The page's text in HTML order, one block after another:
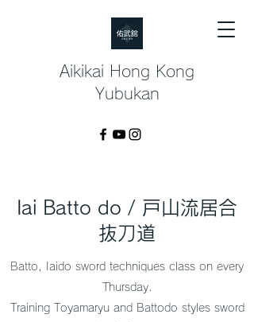
​Aikikai Hong Kong
Yubukan
Iai Batto do / 戸山流居合
抜刀道
Batto, Iaido sword techniques class on every
Thursday.
Training Toyamaryu and Battodo styles sword